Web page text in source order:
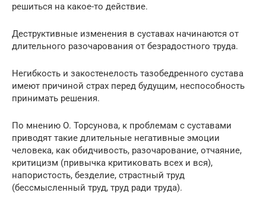
решиться на какое-то действие.
Деструктивные изменения в суставах начинаются от
длительного разочарования от безрадостного труда.
Негибкость и закостенелость тазобедренного сустава
имеют причиной страх перед будущим, неспособность
принимать решения.
По мнению О. Торсунова, к проблемам с суставами
приводят такие длительные негативные эмоции
человека, как обидчивость, разочарование, отчаяние,
критицизм (привычка критиковать всех и вся),
напористость, безделие, страстный труд
(бессмысленный труд, труд ради труда).